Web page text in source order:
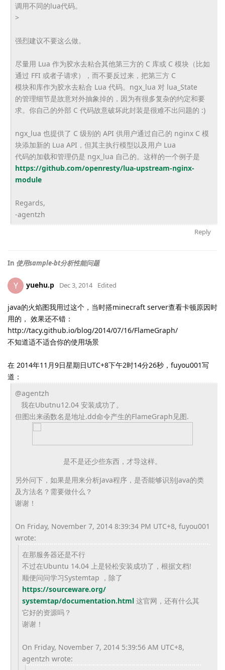
调用不同的lua代码。
>
强烈建议不要这么做。
尽量用 Lua 作为胶水去粘合其他第三方的 C 库或 C 模块（比如
通过 FFI 或者子请求），而不要反过来，把第三方 C
模块和库作为胶水去粘合 Lua 代码。ngx_lua 对 lua_State
的管理细节是故意对外抽象掉的，因为有很多复杂的约定和要
求。 你自己的外部 C 代码故意破坏此封装是很难不出问题的 :)
ngx_lua 也提供了 C 级别的 API 供用户通过自己的 nginx C 模
块添加新的 Lua API，但其主执行模型以及用户 Lua
代码的加载和管理仍是 ngx_lua 自己的。这样的一个例子是
https://github.com/openresty/lua-upstream-nginx-
module
Regards,
-agentzh
Reply
In 使用sample-bt分析性能问题
Y yuehu.p Dec 3, 2014 Edited
java的火焰图我用过这个，当时搭minecraft server查看卡顿原因时
用的， 效果还不错：
http://tacy.github.io/blog/2014/07/16/FlameGraph/
不知道适不适合你的使用场景
在 2014年11月9日星期日UTC+8下午2时14分26秒，fuyou001写
道：
@agentzh
我在Ubutnu12.04 安装成功了。
但图出来函数名是地址.dd命令产生的FlameGraph见图.
是不是还少些东西，才导这样。
另外问下，如果是用来分析Java程序， 是否能够识别Java的类
及方法名？需要做什么？
谢谢！
On Friday, November 7, 2014 8:39:34 PM UTC+8, fuyou001
wrote:
在那服务器还是不行
不过在Ubuntu 14.04 上是轻松安装成功了，根据文档!
顺便问问学习Systemtap ，除了
https://sourceware.org/
systemtap/documentation.html 这官网，还有什么其
它好的资源吗？
谢谢！
On Friday, November 7, 2014 5:39:56 AM UTC+8,
agentzh wrote: